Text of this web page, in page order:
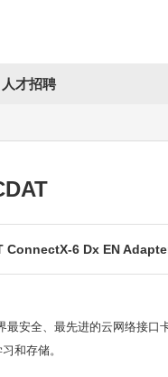
人才招聘
ConnectX-6 Dx EN
最安全、最先进的云网络接
和存储。